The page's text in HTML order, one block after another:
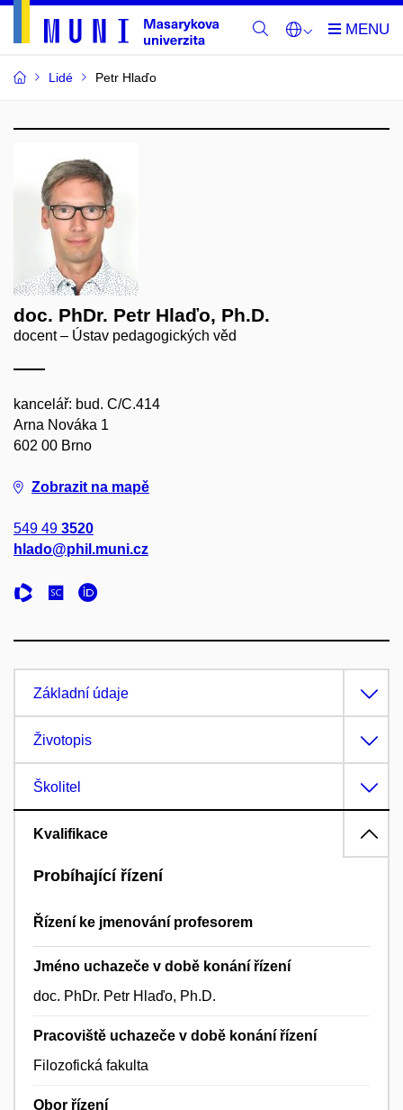
Lidé Petr Hlaďo
doc. PhDr. Petr Hlaďo, Ph.D.
docent – Ústav pedagogických věd
kancelář: bud. C/C.414
Arna Nováka 1
602 00 Brno
Zobrazit na mapě
549 49 3520
hlado@phil.muni.cz
Základní údaje
Životopis
Školitel
Kvalifikace
Probíhající řízení
Řízení ke jmenování profesorem
Jméno uchazeče v době konání řízení
doc. PhDr. Petr Hlaďo, Ph.D.
Pracoviště uchazeče v době konání řízení
Filozofická fakulta
Obor řízení